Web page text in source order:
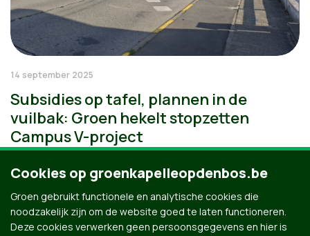
14 september 2025
Subsidies op tafel, plannen in de
vuilbak: Groen hekelt stopzetten
Campus V-project
Cookies op groenkapelleopdenbos.be
Groen gebruikt functionele en analytische cookies die
noodzakelijk zijn om de website goed te laten functioneren.
Deze cookies verwerken geen persoonsgegevens en hier is